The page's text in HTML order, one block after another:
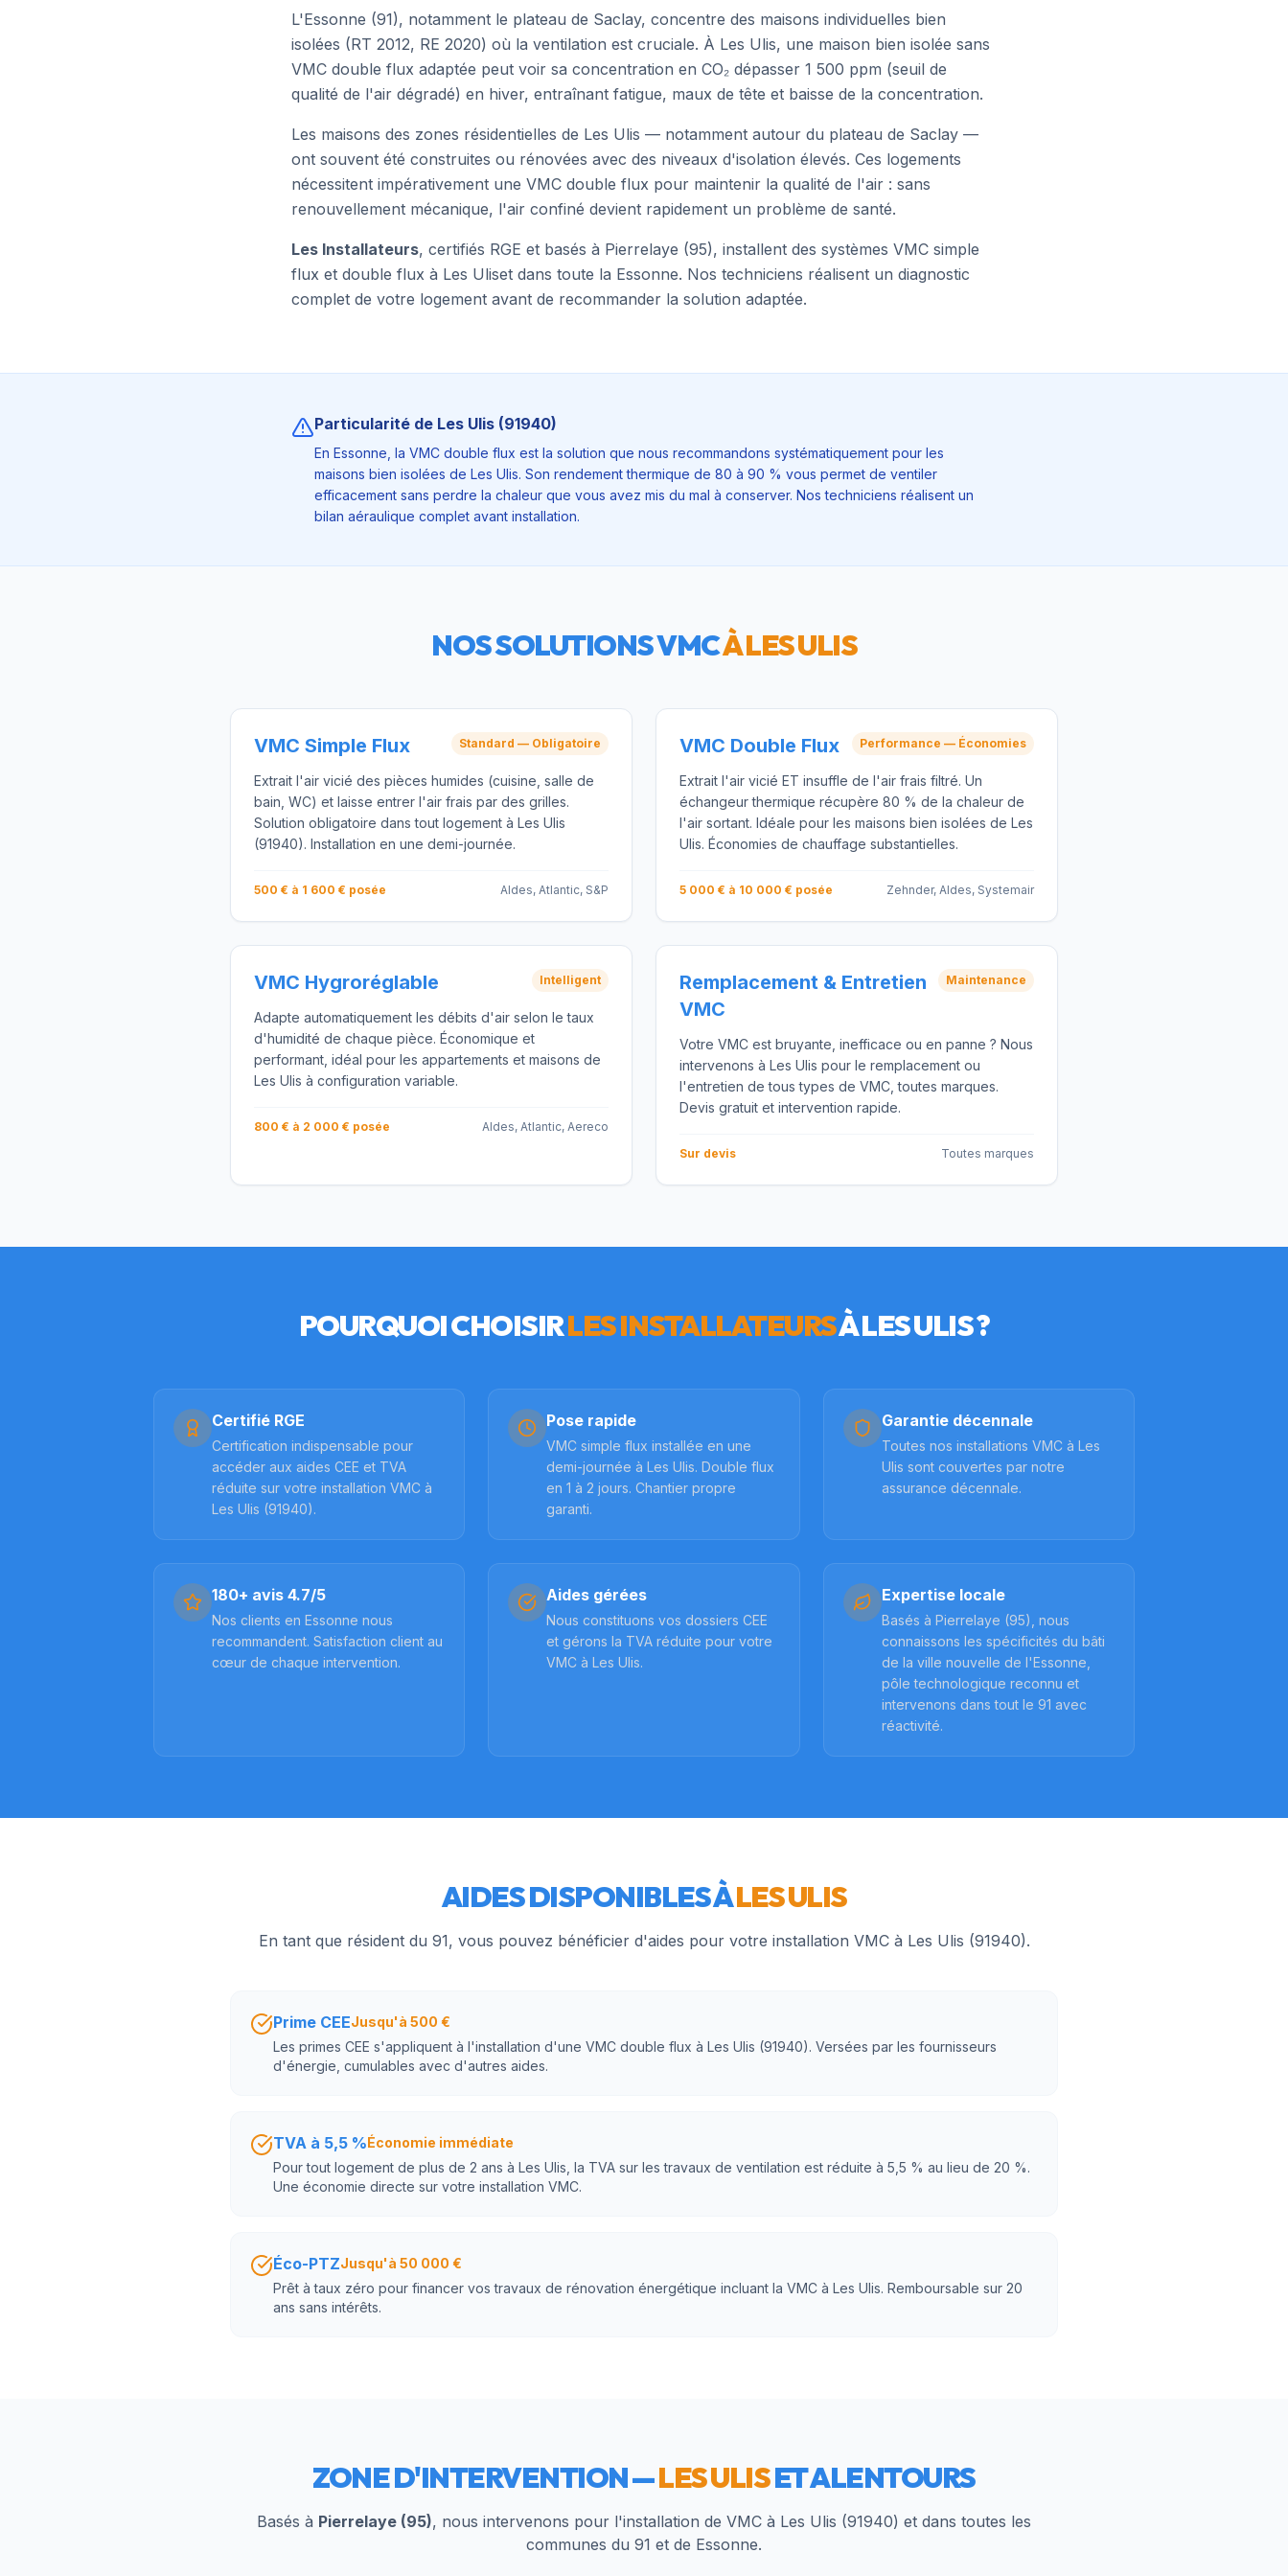
L'Essonne (91), notamment le plateau de Saclay, concentre des maisons individuelles bien
isolées (RT 2012, RE 2020) où la ventilation est cruciale. À Les Ulis, une maison bien isolée sans
VMC double flux adaptée peut voir sa concentration en CO₂ dépasser 1 500 ppm (seuil de
qualité de l'air dégradé) en hiver, entraînant fatigue, maux de tête et baisse de la concentration.
Les maisons des zones résidentielles de Les Ulis — notamment autour du plateau de Saclay —
ont souvent été construites ou rénovées avec des niveaux d'isolation élevés. Ces logements
nécessitent impérativement une VMC double flux pour maintenir la qualité de l'air : sans
renouvellement mécanique, l'air confiné devient rapidement un problème de santé.
Les Installateurs, certifiés RGE et basés à Pierrelaye (95), installent des systèmes VMC simple
flux et double flux à Les Uliset dans toute la Essonne. Nos techniciens réalisent un diagnostic
complet de votre logement avant de recommander la solution adaptée.
Particularité de Les Ulis (91940)
En Essonne, la VMC double flux est la solution que nous recommandons systématiquement pour les
maisons bien isolées de Les Ulis. Son rendement thermique de 80 à 90 % vous permet de ventiler
efficacement sans perdre la chaleur que vous avez mis du mal à conserver. Nos techniciens réalisent un
bilan aéraulique complet avant installation.
NOS SOLUTIONS VMCÀLES ULIS
VMC Simple Flux Standard — Obligatoire
Extrait l'air vicié des pièces humides (cuisine, salle de
bain, WC) et laisse entrer l'air frais par des grilles.
Solution obligatoire dans tout logement à Les Ulis
(91940). Installation en une demi-journée.
500 € à 1 600 € posée Aldes, Atlantic, S&P
VMC Double Flux Performance — Économies
Extrait l'air vicié ET insuffle de l'air frais filtré. Un
échangeur thermique récupère 80 % de la chaleur de
l'air sortant. Idéale pour les maisons bien isolées de Les
Ulis. Économies de chauffage substantielles.
5 000 € à 10 000 € posée Zehnder, Aldes, Systemair
VMC Hygroréglable Intelligent
Adapte automatiquement les débits d'air selon le taux
d'humidité de chaque pièce. Économique et
performant, idéal pour les appartements et maisons de
Les Ulis à configuration variable.
800 € à 2 000 € posée Aldes, Atlantic, Aereco
Remplacement & Entretien
VMC
Maintenance
Votre VMC est bruyante, inefficace ou en panne ? Nous
intervenons à Les Ulis pour le remplacement ou
l'entretien de tous types de VMC, toutes marques.
Devis gratuit et intervention rapide.
Sur devis Toutes marques
POURQUOI CHOISIRLES INSTALLATEURSÀLES ULIS?
Certifié RGE
Certification indispensable pour
accéder aux aides CEE et TVA
réduite sur votre installation VMC à
Les Ulis (91940).
Pose rapide
VMC simple flux installée en une
demi-journée à Les Ulis. Double flux
en 1 à 2 jours. Chantier propre
garanti.
Garantie décennale
Toutes nos installations VMC à Les
Ulis sont couvertes par notre
assurance décennale.
180+ avis 4.7/5
Nos clients en Essonne nous
recommandent. Satisfaction client au
cœur de chaque intervention.
Aides gérées
Nous constituons vos dossiers CEE
et gérons la TVA réduite pour votre
VMC à Les Ulis.
Expertise locale
Basés à Pierrelaye (95), nous
connaissons les spécificités du bâti
de la ville nouvelle de l'Essonne,
pôle technologique reconnu et
intervenons dans tout le 91 avec
réactivité.
AIDES DISPONIBLES ÀLES ULIS
En tant que résident du 91, vous pouvez bénéficier d'aides pour votre installation VMC à Les Ulis (91940).
Prime CEEJusqu'à 500 €
Les primes CEE s'appliquent à l'installation d'une VMC double flux à Les Ulis (91940). Versées par les fournisseurs
d'énergie, cumulables avec d'autres aides.
TVA à 5,5 %Économie immédiate
Pour tout logement de plus de 2 ans à Les Ulis, la TVA sur les travaux de ventilation est réduite à 5,5 % au lieu de 20 %.
Une économie directe sur votre installation VMC.
Éco-PTZJusqu'à 50 000 €
Prêt à taux zéro pour financer vos travaux de rénovation énergétique incluant la VMC à Les Ulis. Remboursable sur 20
ans sans intérêts.
ZONE D'INTERVENTION —LES ULISET ALENTOURS
Basés à Pierrelaye (95), nous intervenons pour l'installation de VMC à Les Ulis (91940) et dans toutes les
communes du 91 et de Essonne.